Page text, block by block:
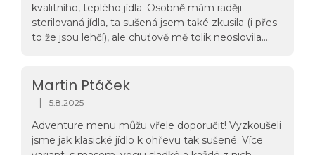
kvalitního, teplého jídla. Osobně mám raději
sterilovaná jídla, ta sušená jsem také zkusila (i přes
to že jsou lehčí), ale chuťově mě tolik neoslovila.
divoko s rýží • Masové koule s basmati a rajskou
omáčkou • Zeleninové rizoto s tofu • Jelení ragú s
bramborovými špalíčky • Čočkový Dhal • Chilli con
Carne Mám i výbornou zkušenost se
samoohřevnými pytlíky Adventure Menu SET
Martin Ptáček
Hodnocení obchodu je 5 z 5 hvězdiček.
| 5.8.2025
Adventure menu můžu vřele doporučit! Vyzkoušeli
jsme jak klasické jídlo k ohřevu tak sušené. Více